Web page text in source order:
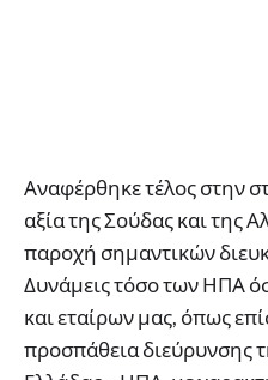
Αναφέρθηκε τέλος στην
αξία της Σούδας και της
παροχή σημαντικών
Δυνάμεις τόσο των ΗΠΑ
και εταίρων μας, όπως
προσπάθεια διεύρυνσης